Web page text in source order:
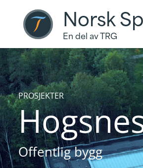
Norsk
En del av TRG
PROSJEKTER
Offentlig bygg